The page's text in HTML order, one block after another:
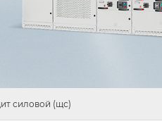
силовой (щс)